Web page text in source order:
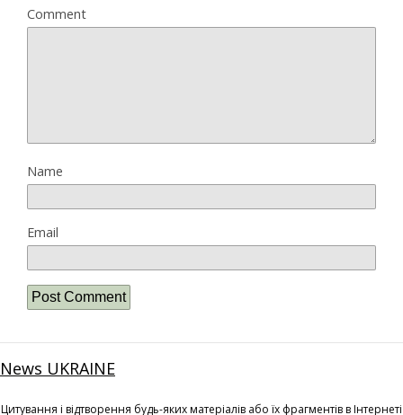
Comment
Name
Email
News UKRAINE
Цитування і відтворення будь-яких матеріалів або їх фрагментів в Інтернеті